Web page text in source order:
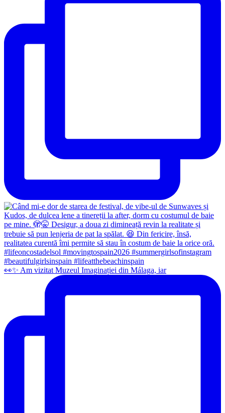
👀✨️ Am vizitat Muzeul Imaginației din Málaga, iar